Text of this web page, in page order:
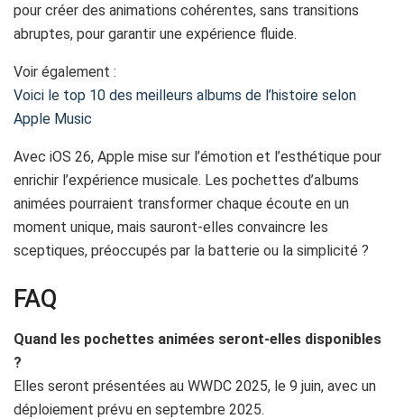
pour créer des animations cohérentes, sans transitions
abruptes, pour garantir une expérience fluide.
Voir également :
Voici le top 10 des meilleurs albums de l’histoire selon
Apple Music
Avec iOS 26, Apple mise sur l’émotion et l’esthétique pour
enrichir l’expérience musicale. Les pochettes d’albums
animées pourraient transformer chaque écoute en un
moment unique, mais sauront-elles convaincre les
sceptiques, préoccupés par la batterie ou la simplicité ?
FAQ
Quand les pochettes animées seront-elles disponibles
?
Elles seront présentées au WWDC 2025, le 9 juin, avec un
déploiement prévu en septembre 2025.